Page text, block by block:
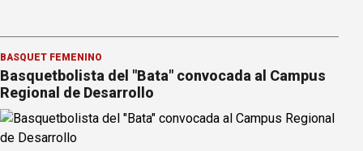
BÁSQUET FEMENINO
Basquetbolista del "Bata" convocada al Campus
Regional de Desarrollo